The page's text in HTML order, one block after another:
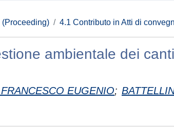
4.1 Contributo in Atti di
ambientale dei
EUGENIO;